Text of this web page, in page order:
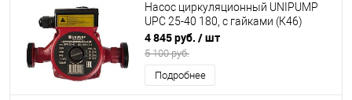
Насос циркуляционный UNIPUMP
UPC 25-40 180, с гайками (К46)
4 845 руб. / шт
5 100 руб.
Подробнее